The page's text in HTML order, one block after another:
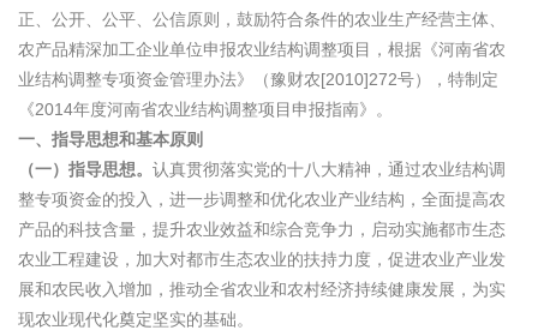
正、公开、公平、公信原则，鼓励符合条件的农业生产经营主体、
农产品精深加工企业单位申报农业结构调整项目，根据《河南省农
业结构调整专项资金管理办法》（豫财农[2010]272号），特制定
《2014年度河南省农业结构调整项目申报指南》。
一、指导思想和基本原则
（一）指导思想。 认真贯彻落实党的十八大精神，通过农业结构调
整专项资金的投入，进一步调整和优化农业产业结构，全面提高农
产品的科技含量，提升农业效益和综合竞争力，启动实施都市生态
农业工程建设，加大对都市生态农业的扶持力度，促进农业产业发
展和农民收入增加，推动全省农业和农村经济持续健康发展，为实
现农业现代化奠定坚实的基础。